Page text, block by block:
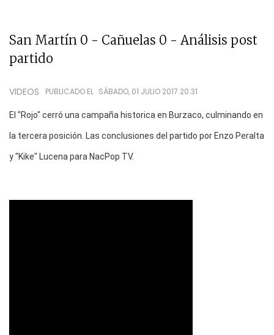
San Martín 0 - Cañuelas 0 - Análisis post
partido
VIDEOS PUBLICADO EL SÁBADO, 01 JULIO 2017 20:31
El "Rojo" cerró una campaña historica en Burzaco, culminando en
la tercera posición. Las conclusiones del partido por Enzo Peralta
y "Kike" Lucena para NacPop TV.